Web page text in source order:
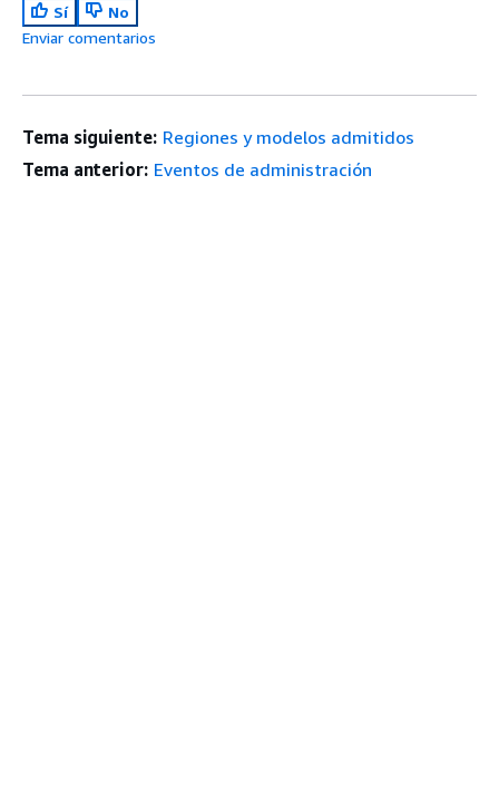
Sí
No
Enviar comentarios
Tema siguiente: Regiones y modelos admitidos
Tema anterior: Eventos de administración